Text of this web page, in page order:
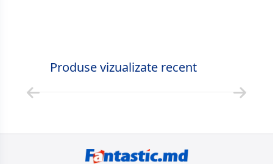
Produse vizualizate recent